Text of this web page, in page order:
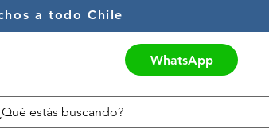
a todo Chile
WhatsApp